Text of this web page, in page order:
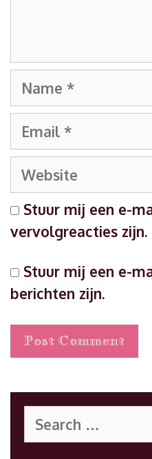
Name
Email
Website
Stuur mij een e-
vervolgreacties zijn.
Stuur mij een e-
berichten zijn.
for: